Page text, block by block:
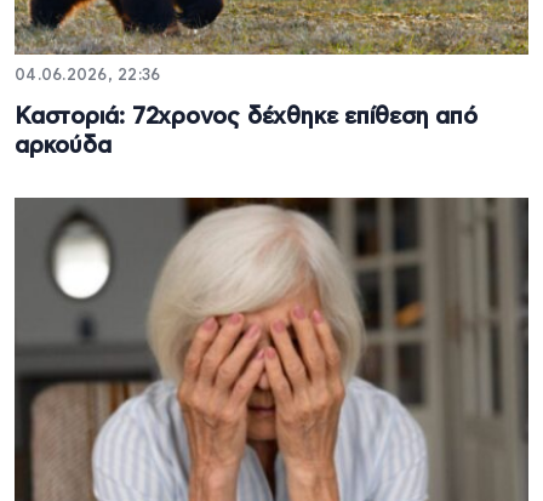
04.06.2026, 22:36
Καστοριά: 72χρονος δέχθηκε επίθεση από
αρκούδα